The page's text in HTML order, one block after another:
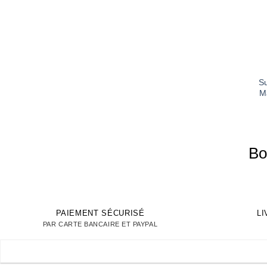
PAIEMENT SÉCURISÉ
PAR CARTE BANCAIRE ET PAYPAL